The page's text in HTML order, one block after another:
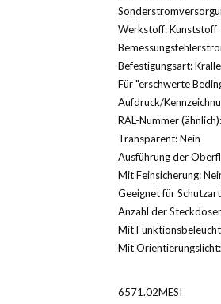
Werkstoff: Kunststoff
Befestigungsart:
Für "erschwerte
Aufdruck/
RAL-Nummer
Transparent: Nein
Ausführung der
Mit Feinsicherung:
Geeignet für
Anzahl der
Mit
Mit
6571.02MESI